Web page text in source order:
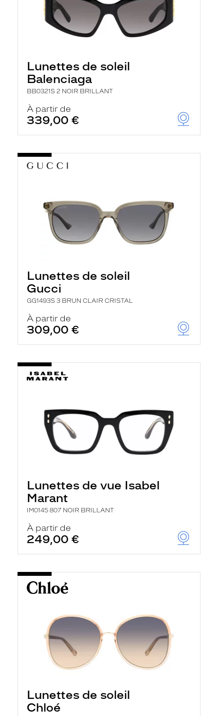
Lunettes de soleil
Balenciaga
BB0321S 2 NOIR BRILLANT
À partir de
339,00 €
Lunettes de soleil
Gucci
GG1493S 3 BRUN CLAIR CRISTAL
À partir de
309,00 €
Lunettes de vue Isabel
Marant
IM0145 807 NOIR BRILLANT
À partir de
249,00 €
Lunettes de soleil
Chloé